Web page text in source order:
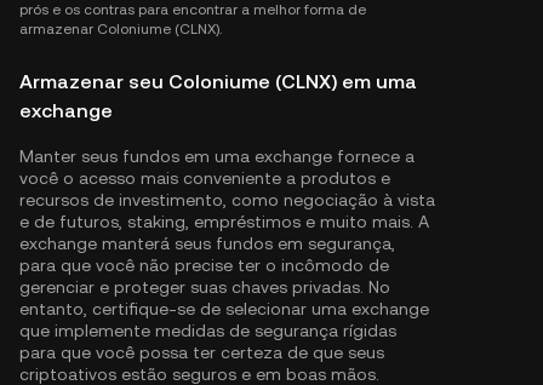
prós e os contras para encontrar a melhor forma de
armazenar Coloniume (CLNX).
Armazenar seu Coloniume (CLNX) em uma
exchange
Manter seus fundos em uma exchange fornece a
você o acesso mais conveniente a produtos e
recursos de investimento, como negociação à vista
e de futuros, staking, empréstimos e muito mais. A
exchange manterá seus fundos em segurança,
para que você não precise ter o incômodo de
gerenciar e proteger suas chaves privadas. No
entanto, certifique-se de selecionar uma exchange
que implemente medidas de segurança rígidas
para que você possa ter certeza de que seus
criptoativos estão seguros e em boas mãos.